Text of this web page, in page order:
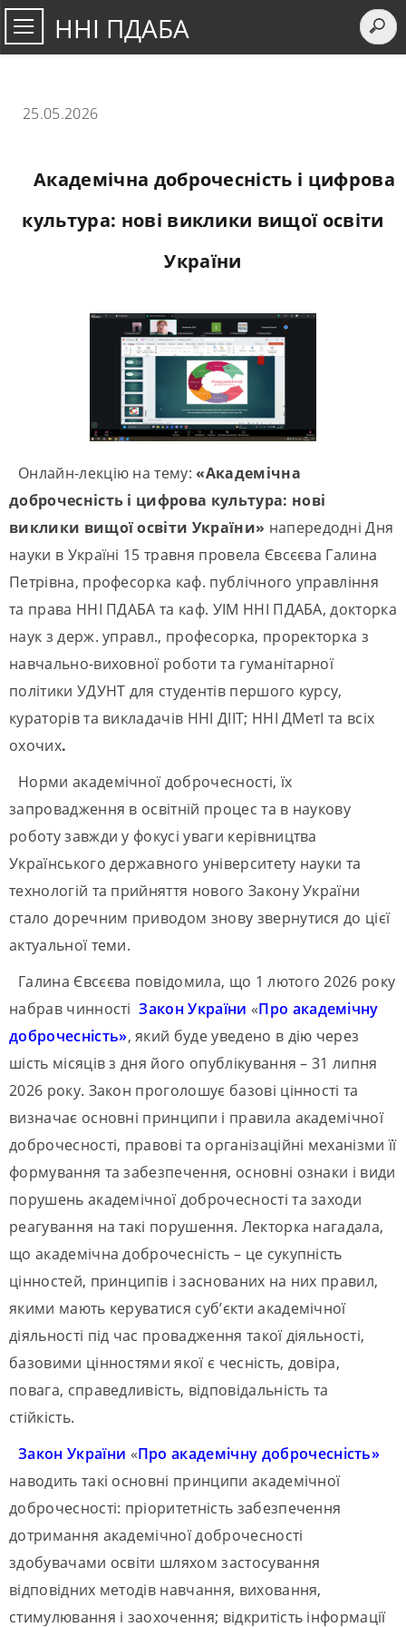
ННІ ПДАБА
25.05.2026
Академічна доброчесність і цифрова
культура: нові виклики вищої освіти
України
Онлайн-лекцію на тему:«Академічна
доброчесність і цифрова культура: нові
виклики вищої освіти України» напередодні Дня
науки в Україні 15 травня провела Євсєєва Галина
Петрівна, професорка каф. публічного управління
та права ННІ ПДАБА та каф. УІМ ННІ ПДАБА, докторка
наук з держ. управл., професорка, проректорка з
навчально-виховної роботи та гуманітарної
політики УДУНТ для студентів першого курсу,
кураторів та викладачів ННІ ДІІТ; ННІ ДМетІ та всіх
охочих.
Норми академічної доброчесності, їх
запровадження в освітній процес та в наукову
роботу завжди у фокусі уваги керівництва
Українського державного університету науки та
технологій та прийняття нового Закону України
стало доречним приводом знову звернутися до цієї
актуальної теми.
Галина Євсєєва повідомила, що 1 лютого 2026 року
набрав чинностіЗакон України «Про академічну
доброчесність», який буде уведено в дію через
шість місяців з дня його опублікування – 31 липня
2026 року. Закон проголошує базові цінності та
визначає основні принципи і правила академічної
доброчесності, правові та організаційні механізми її
формування та забезпечення, основні ознаки і види
порушень академічної доброчесності та заходи
реагування на такі порушення. Лекторка нагадала,
що академічна доброчесність – це сукупність
цінностей, принципів і заснованих на них правил,
якими мають керуватися суб’єкти академічної
діяльності під час провадження такої діяльності,
базовими цінностями якої є чесність, довіра,
повага, справедливість, відповідальність та
стійкість.
Закон України «Про академічну доброчесність»
наводить такі основні принципи академічної
доброчесності: пріоритетність забезпечення
дотримання академічної доброчесності
здобувачами освіти шляхом застосування
відповідних методів навчання, виховання,
стимулювання і заохочення; відкритість інформації